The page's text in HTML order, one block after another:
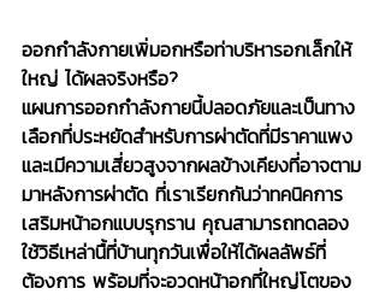
ออกกำลังกายเพิ่มอกหรือท่าบริหารอกเล็กให้
ใหญ่ ได้ผลจริงหรือ?
แผนการออกกำลังกายนี้ปลอดภัยและเป็นทาง
เลือกที่ประหยัดสำหรับการผ่าตัดที่มีราคาแพง
และเมีความเสี่ยวสูงจากผลข้างเคียงที่อาจตาม
มาหลังการผ่าตัด ที่เราเรียกกันว่าทคนิคการ
เสริมหน้าอกแบบรุกราน คุณสามารถทดลอง
ใช้วิธีเหล่านื้ที่บ้านทุกวันเพื่อให้ได้ผลลัพธ์ที่
ต้องการ พร้อมที่จะอวดหน้าอกที่ใหญ่โตของ